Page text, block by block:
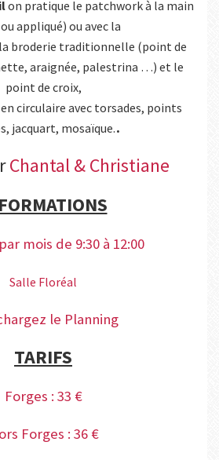
on pratique le patchwork à la main
appliqué) ou avec la
broderie traditionnelle (point de
araignée, palestrina …) et le
point de croix,
circulaire avec torsades, points
jacquart, mosaïque..
Chantal & Christiane
mois de 9:30 à 12:00
Salle Floréal
le Planning
TARIFS
Forges : 33 €
Forges : 36 €